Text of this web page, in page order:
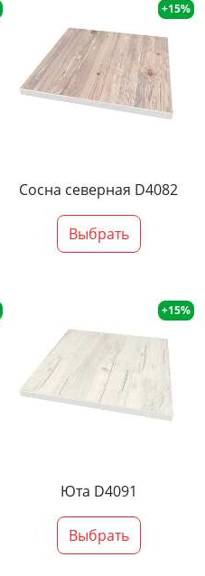
+15%
Сосна северная D4082
Выбрать
+15%
Юта D4091
Выбрать